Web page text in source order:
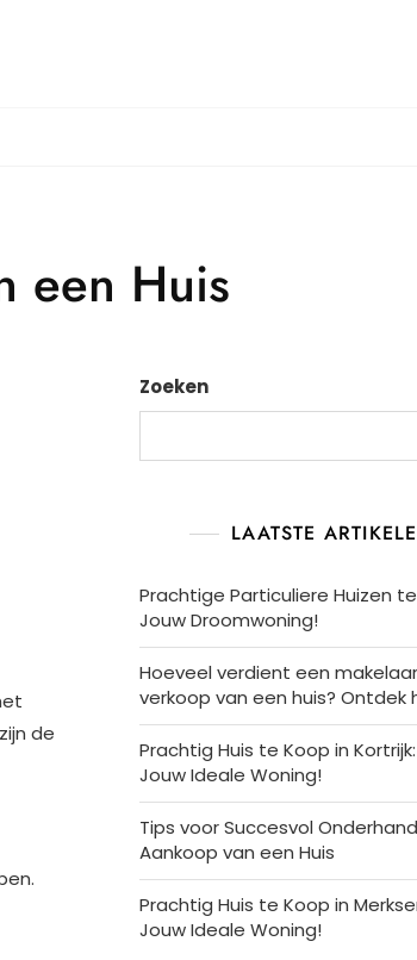
een Huis
de
Zoeken
LAATSTE
Prachtige Particuliere Huizen
Jouw Droomwoning!
Hoeveel verdient een
verkoop van een huis? Ontdek
Prachtig Huis te Koop in
Jouw Ideale Woning!
Tips voor Succesvol
Aankoop van een Huis
Prachtig Huis te Koop in
Jouw Ideale Woning!